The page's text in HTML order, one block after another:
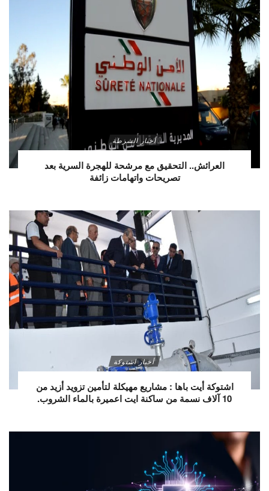
أخبار الشرطة
العرائش.. التحقيق مع مرشحة للهجرة السرية بعد
تصريحات واتهامات زائفة
أخبار اشتوكة
اشتوكة أيت باها : مشاريع مهيكلة لتأمين تزويد أزيد من
10 آلاف نسمة من ساكنة ايت اعميرة بالماء الشروب.